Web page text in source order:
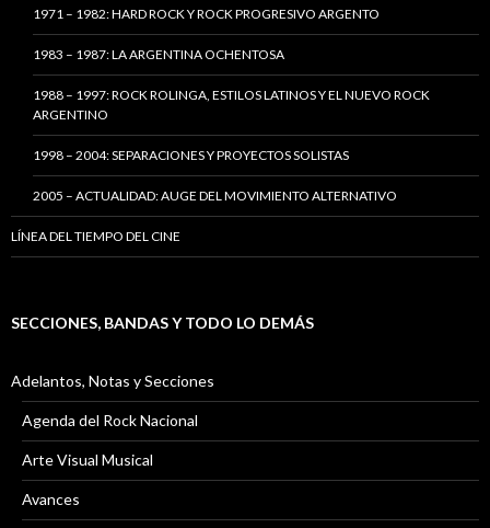
1971 – 1982: HARD ROCK Y ROCK PROGRESIVO ARGENTO
1983 – 1987: LA ARGENTINA OCHENTOSA
1988 – 1997: ROCK ROLINGA, ESTILOS LATINOS Y EL NUEVO ROCK
ARGENTINO
1998 – 2004: SEPARACIONES Y PROYECTOS SOLISTAS
2005 – ACTUALIDAD: AUGE DEL MOVIMIENTO ALTERNATIVO
LÍNEA DEL TIEMPO DEL CINE
SECCIONES, BANDAS Y TODO LO DEMÁS
Adelantos, Notas y Secciones
Agenda del Rock Nacional
Arte Visual Musical
Avances